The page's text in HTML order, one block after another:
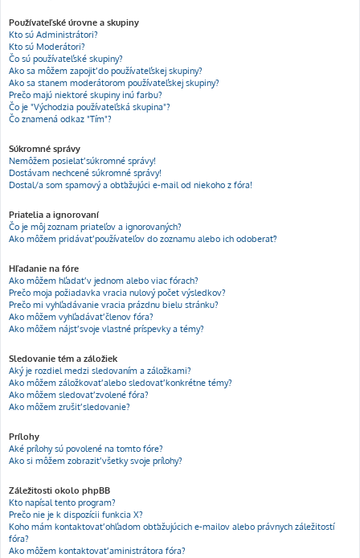
Používateľské úrovne a skupiny
Kto sú Administrátori?
Kto sú Moderátori?
Čo sú používateľské skupiny?
Ako sa môžem zapojiť do používateľskej skupiny?
Ako sa stanem moderátorom používateľskej skupiny?
Prečo majú niektoré skupiny inú farbu?
Čo je "Východzia používateľská skupina"?
Čo znamená odkaz "Tím"?
Súkromné správy
Nemôžem posielať súkromné správy!
Dostávam nechcené súkromné správy!
Dostal/a som spamový a obťažujúci e-mail od niekoho z fóra!
Priatelia a ignorovaní
Čo je môj zoznam priateľov a ignorovaných?
Ako môžem pridávať používateľov do zoznamu alebo ich odoberať?
Hľadanie na fóre
Ako môžem hľadať v jednom alebo viac fórach?
Prečo moja požiadavka vracia nulový počet výsledkov?
Prečo mi vyhľadávanie vracia prázdnu bielu stránku?
Ako môžem vyhľadávať členov fóra?
Ako môžem nájsť svoje vlastné príspevky a témy?
Sledovanie tém a záložiek
Aký je rozdiel medzi sledovaním a záložkami?
Ako môžem záložkovať alebo sledovať konkrétne témy?
Ako môžem sledovať zvolené fóra?
Ako môžem zrušiť sledovanie?
Prílohy
Aké prílohy sú povolené na tomto fóre?
Ako si môžem zobraziť všetky svoje prílohy?
Záležitosti okolo phpBB
Kto napísal tento program?
Prečo nie je k dispozícii funkcia X?
Koho mám kontaktovať ohľadom obťažujúcich e-mailov alebo právnych záležitostí
fóra?
Ako môžem kontaktovať aministrátora fóra?